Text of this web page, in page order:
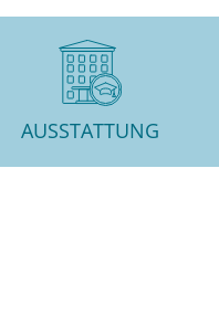
AUSSTATTUNG